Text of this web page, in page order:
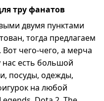
тру фанатов
двумя пунктами
тогда предлагаем
чего-чего, а мерча
есть большой
посуды, одежды,
на любой